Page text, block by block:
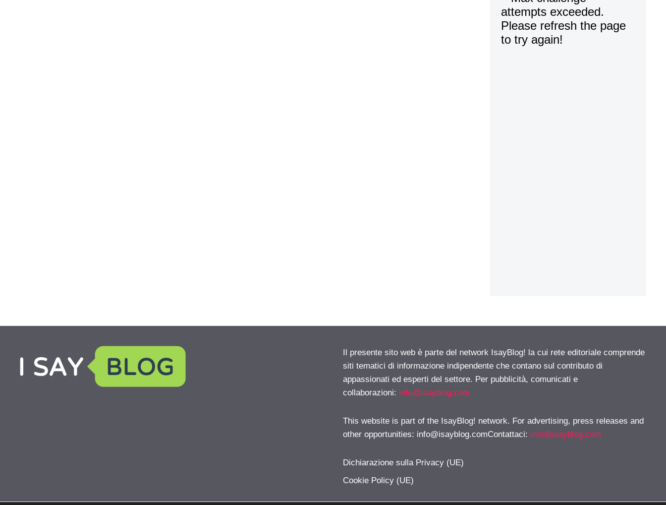
Il presente sito web è parte del network IsayBlog! la cui rete editoriale comprende
siti tematici di informazione indipendente che contano sul contributo di
appassionati ed esperti del settore. Per pubblicità, comunicati e
collaborazioni: info@isayblog.com
This website is part of the IsayBlog! network. For advertising, press releases and
other opportunities: info@isayblog.comContattaci: info@isayblog.com
Dichiarazione sulla Privacy (UE)
Cookie Policy (UE)